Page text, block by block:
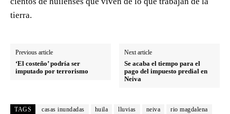
tierra.
Previous article
‘El costeño’ podría ser
imputado por terrorismo
Next article
Se acaba el tiempo para el
pago del impuesto predial en
Neiva
TAGS casas inundadas huila lluvias neiva rio magdalena